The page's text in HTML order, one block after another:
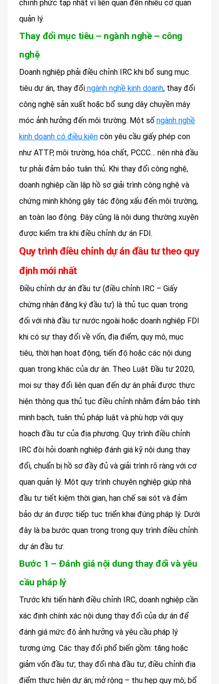
chỉnh phức tạp nhất vì liên quan đến nhiều cơ quan
quản lý.
Thay đổi mục tiêu – ngành nghề – công
nghệ
Doanh nghiệp phải điều chỉnh IRC khi bổ sung mục
tiêu dự án, thay đổi ngành nghề kinh doanh, thay đổi
công nghệ sản xuất hoặc bổ sung dây chuyền máy
móc ảnh hưởng đến môi trường. Một số ngành nghề
kinh doanh có điều kiện còn yêu cầu giấy phép con
như ATTP, môi trường, hóa chất, PCCC… nên nhà đầu
tư phải đảm bảo tuân thủ. Khi thay đổi công nghệ,
doanh nghiệp cần lập hồ sơ giải trình công nghệ và
chứng minh không gây tác động xấu đến môi trường,
an toàn lao động. Đây cũng là nội dung thường xuyên
được kiểm tra khi điều chỉnh dự án FDI.
Quy trình điều chỉnh dự án đầu tư theo quy
định mới nhất
Điều chỉnh dự án đầu tư (điều chỉnh IRC – Giấy
chứng nhận đăng ký đầu tư) là thủ tục quan trọng
đối với nhà đầu tư nước ngoài hoặc doanh nghiệp FDI
khi có sự thay đổi về vốn, địa điểm, quy mô, mục
tiêu, thời hạn hoạt động, tiến độ hoặc các nội dung
quan trọng khác của dự án. Theo Luật Đầu tư 2020,
mọi sự thay đổi liên quan đến dự án phải được thực
hiện thông qua thủ tục điều chỉnh nhằm đảm bảo tính
minh bạch, tuân thủ pháp luật và phù hợp với quy
hoạch đầu tư của địa phương. Quy trình điều chỉnh
IRC đòi hỏi doanh nghiệp đánh giá kỹ nội dung thay
đổi, chuẩn bị hồ sơ đầy đủ và giải trình rõ ràng với cơ
quan quản lý. Một quy trình chuyên nghiệp giúp nhà
đầu tư tiết kiệm thời gian, hạn chế sai sót và đảm
bảo dự án được tiếp tục triển khai đúng pháp lý. Dưới
đây là ba bước quan trọng trong quy trình điều chỉnh
dự án đầu tư.
Bước 1 – Đánh giá nội dung thay đổi và yêu
cầu pháp lý
Trước khi tiến hành điều chỉnh IRC, doanh nghiệp cần
xác định chính xác nội dung thay đổi của dự án để
đánh giá mức độ ảnh hưởng và yêu cầu pháp lý
tương ứng. Các thay đổi phổ biến gồm: tăng hoặc
giảm vốn đầu tư; thay đổi nhà đầu tư; điều chỉnh địa
điểm thực hiện dự án; mở rộng – thu hẹp quy mô; bổ